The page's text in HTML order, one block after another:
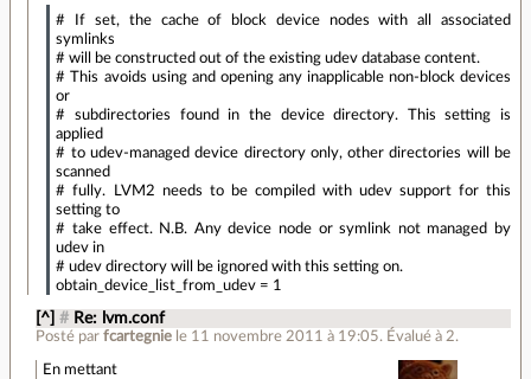
# If set, the cache of block device nodes with all associated
symlinks
# will be constructed out of the existing udev database content.
# This avoids using and opening any inapplicable non-block devices
or
# subdirectories found in the device directory. This setting is
applied
# to udev-managed device directory only, other directories will be
scanned
# fully. LVM2 needs to be compiled with udev support for this
setting to
# take effect. N.B. Any device node or symlink not managed by
udev in
# udev directory will be ignored with this setting on.
obtain_device_list_from_udev = 1
[^] # Re: lvm.conf
Posté par fcartegnie le 11 novembre 2011 à 19:05. Évalué à 2.
En mettant